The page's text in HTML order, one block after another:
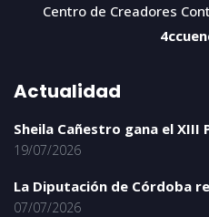
Centro de Creadores
Actualidad
Sheila Cañestro gana el XIII
19/07/2026
La Diputación de Córdoba
07/07/2026